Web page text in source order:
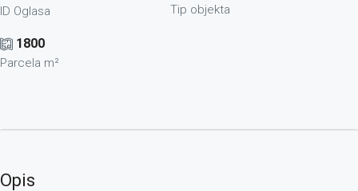
ID Oglasa Tip objekta
1800
Parcela m²
Opis